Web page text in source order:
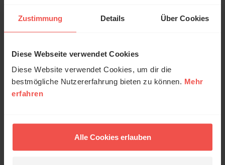
Zustimmung Details Über Cookies
Diese Webseite verwendet Cookies
Diese Website verwendet Cookies, um dir die
bestmögliche Nutzererfahrung bieten zu können. Mehr
erfahren
Alle Cookies erlauben
bemühte, so geht er auch immer wieder den Menschen
nach. Und immer wieder lässt Jesus den Menschen
Herbert Laupichler
© Ruth Schneider / ERF